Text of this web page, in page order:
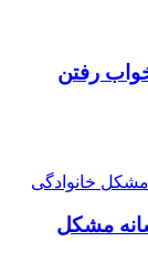
رفتن
مشکل